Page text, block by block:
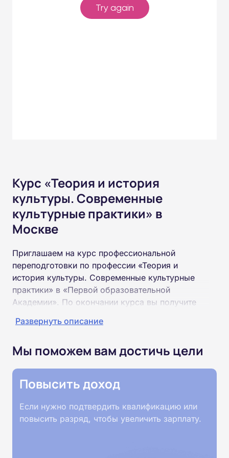
Курс «Теория и история
культуры. Современные
культурные практики» в
Москве
Приглашаем на курс профессиональной
переподготовки по профессии «Теория и
история культуры. Современные культурные
практики» в «Первой образовательной
Академии». По окончании курса вы получите
Современные культурные практики»
базе высшего или среднего профессионального
образования (ВУЗ, колледж, техникум).
Обучение проводится дистанционно на
собственной интернет-платформе Академии.
Развернуть описание
Мы поможем вам достичь цели
Повысить доход
Если нужно подтвердить квалификацию или
повысить разряд, чтобы увеличить зарплату.